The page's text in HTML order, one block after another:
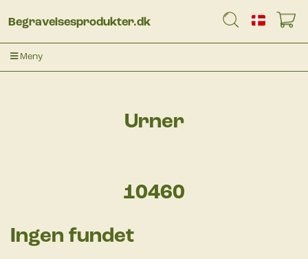
Begravelsesprodukter.dk
Meny
Urner
10460
Ingen fundet